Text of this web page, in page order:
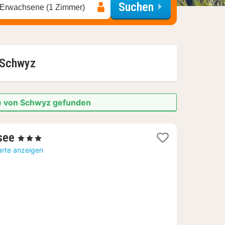
(1 Zimmer) Suchen
Schwyz gefunden
1
Nacht
, 3 Sterne
anzeigen